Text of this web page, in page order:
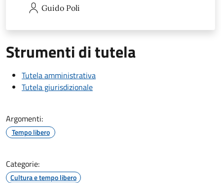
Guido Poli
Strumenti di tutela
Tutela amministrativa
Tutela giurisdizionale
Argomenti:
Tempo libero
Categorie:
Cultura e tempo libero